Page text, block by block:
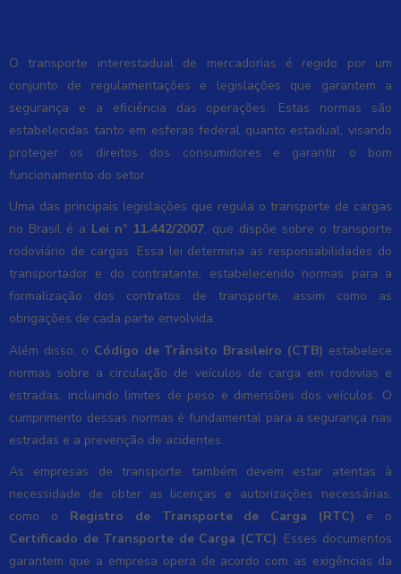
O transporte interestadual de mercadorias é regido por um
conjunto de regulamentações e legislações que garantem a
segurança e a eficiência das operações. Estas normas são
estabelecidas tanto em esferas federal quanto estadual, visando
proteger os direitos dos consumidores e garantir o bom
funcionamento do setor.
Uma das principais legislações que regula o transporte de cargas
no Brasil é a Lei nº 11.442/2007, que dispõe sobre o transporte
rodoviário de cargas. Essa lei determina as responsabilidades do
transportador e do contratante, estabelecendo normas para a
formalização dos contratos de transporte, assim como as
obrigações de cada parte envolvida.
Além disso, o Código de Trânsito Brasileiro (CTB) estabelece
normas sobre a circulação de veículos de carga em rodovias e
estradas, incluindo limites de peso e dimensões dos veículos. O
cumprimento dessas normas é fundamental para a segurança nas
estradas e a prevenção de acidentes.
As empresas de transporte também devem estar atentas à
necessidade de obter as licenças e autorizações necessárias,
como o Registro de Transporte de Carga (RTC) e o
Certificado de Transporte de Carga (CTC). Esses documentos
garantem que a empresa opera de acordo com as exigências da